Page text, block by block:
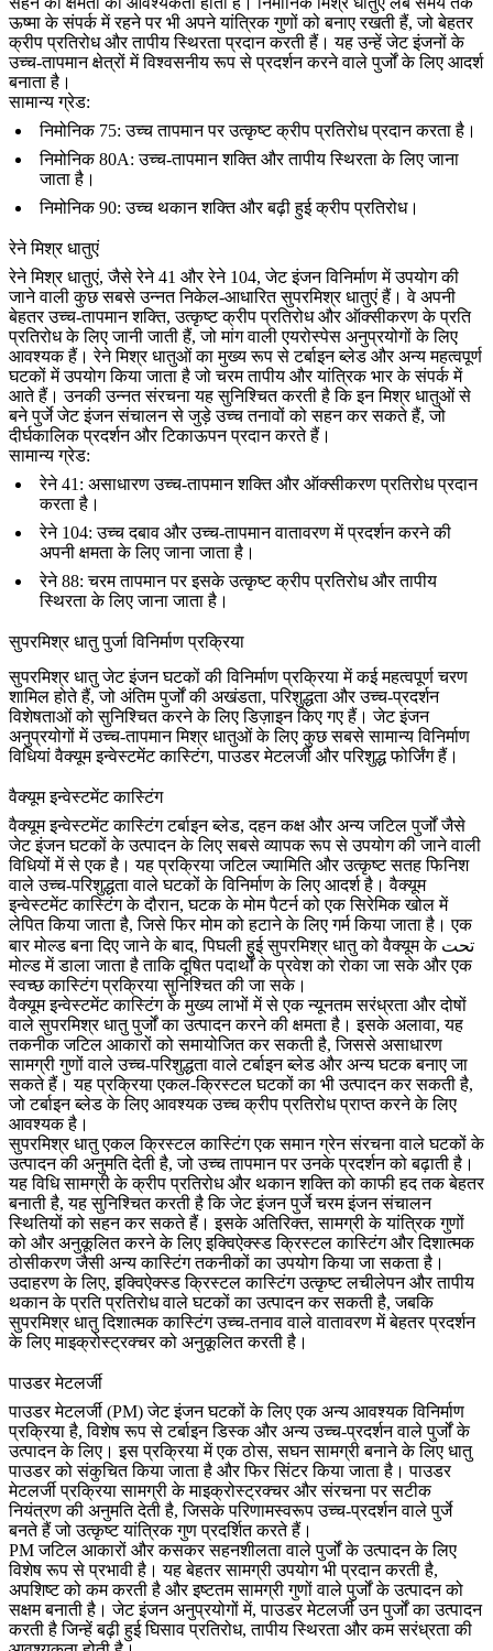
ऊष्मा के संपर्क में रहने पर भी अपने यांत्रिक गुणों को बनाए रखती हैं, जो बेहतर
क्रीप प्रतिरोध और तापीय स्थिरता प्रदान करती हैं। यह उन्हें जेट इंजनों के
उच्च-तापमान क्षेत्रों में विश्वसनीय रूप से प्रदर्शन करने वाले पुर्जों के लिए आदर्श
बनाता है।
सामान्य ग्रेड:
निमोनिक 75: उच्च तापमान पर उत्कृष्ट क्रीप प्रतिरोध प्रदान करता है।
निमोनिक 80A: उच्च-तापमान शक्ति और तापीय स्थिरता के लिए जाना
जाता है।
निमोनिक 90: उच्च थकान शक्ति और बढ़ी हुई क्रीप प्रतिरोध।
रेने मिश्र धातुएं
रेने मिश्र धातुएं, जैसे रेने 41 और रेने 104, जेट इंजन विनिर्माण में उपयोग की
जाने वाली कुछ सबसे उन्नत निकेल-आधारित सुपरमिश्र धातुएं हैं। वे अपनी
बेहतर उच्च-तापमान शक्ति, उत्कृष्ट क्रीप प्रतिरोध और ऑक्सीकरण के प्रति
प्रतिरोध के लिए जानी जाती हैं, जो मांग वाली एयरोस्पेस अनुप्रयोगों के लिए
आवश्यक हैं। रेने मिश्र धातुओं का मुख्य रूप से टर्बाइन ब्लेड और अन्य महत्वपूर्ण
घटकों में उपयोग किया जाता है जो चरम तापीय और यांत्रिक भार के संपर्क में
आते हैं। उनकी उन्नत संरचना यह सुनिश्चित करती है कि इन मिश्र धातुओं से
बने पुर्जे जेट इंजन संचालन से जुड़े उच्च तनावों को सहन कर सकते हैं, जो
दीर्घकालिक प्रदर्शन और टिकाऊपन प्रदान करते हैं।
सामान्य ग्रेड:
रेने 41 : असाधारण उच्च-तापमान शक्ति और ऑक्सीकरण प्रतिरोध प्रदान
करता है।
रेने 104: उच्च दबाव और उच्च-तापमान वातावरण में प्रदर्शन करने की
अपनी क्षमता के लिए जाना जाता है।
रेने 88: चरम तापमान पर इसके उत्कृष्ट क्रीप प्रतिरोध और तापीय
स्थिरता के लिए जाना जाता है।
सुपरमिश्र धातु पुर्जा विनिर्माण प्रक्रिया
सुपरमिश्र धातु जेट इंजन घटकों की विनिर्माण प्रक्रिया में कई महत्वपूर्ण चरण
शामिल होते हैं, जो अंतिम पुर्जों की अखंडता, परिशुद्धता और उच्च-प्रदर्शन
विशेषताओं को सुनिश्चित करने के लिए डिज़ाइन किए गए हैं। जेट इंजन
अनुप्रयोगों में उच्च-तापमान मिश्र धातुओं के लिए कुछ सबसे सामान्य विनिर्माण
विधियां वैक्यूम इन्वेस्टमेंट कास्टिंग, पाउडर मेटलर्जी और परिशुद्ध फोर्जिंग हैं।
वैक्यूम इन्वेस्टमेंट कास्टिंग
वैक्यूम इन्वेस्टमेंट कास्टिंग टर्बाइन ब्लेड, दहन कक्ष और अन्य जटिल पुर्जों जैसे
जेट इंजन घटकों के उत्पादन के लिए सबसे व्यापक रूप से उपयोग की जाने वाली
विधियों में से एक है। यह प्रक्रिया जटिल ज्यामिति और उत्कृष्ट सतह फिनिश
वाले उच्च-परिशुद्धता वाले घटकों के विनिर्माण के लिए आदर्श है।वैक्यूम
इन्वेस्टमेंट कास्टिंगके दौरान, घटक के मोम पैटर्न को एक सिरेमिक खोल में
लेपित किया जाता है, जिसे फिर मोम को हटाने के लिए गर्म किया जाता है। एक
बार मोल्ड बना दिए जाने के बाद, पिघली हुई सुपरमिश्र धातु को वैक्यूम के تحت
मोल्ड में डाला जाता है ताकि दूषित पदार्थों के प्रवेश को रोका जा सके और एक
स्वच्छ कास्टिंग प्रक्रिया सुनिश्चित की जा सके।
वैक्यूम इन्वेस्टमेंट कास्टिंग के मुख्य लाभों में से एक न्यूनतम सरंध्रता और दोषों
वाले सुपरमिश्र धातु पुर्जों का उत्पादन करने की क्षमता है। इसके अलावा, यह
तकनीक जटिल आकारों को समायोजित कर सकती है, जिससे असाधारण
सामग्री गुणों वाले उच्च-परिशुद्धता वाले टर्बाइन ब्लेड और अन्य घटक बनाए जा
सकते हैं। यह प्रक्रियाएकल-क्रिस्टल घटकोंका भी उत्पादन कर सकती है,
जो टर्बाइन ब्लेड के लिए आवश्यक उच्च क्रीप प्रतिरोध प्राप्त करने के लिए
आवश्यक है।
सुपरमिश्र धातु एकल क्रिस्टल कास्टिंग एक समान ग्रेन संरचना वाले घटकों के
उत्पादन की अनुमति देती है, जो उच्च तापमान पर उनके प्रदर्शन को बढ़ाती है।
यह विधि सामग्री के क्रीप प्रतिरोध और थकान शक्ति को काफी हद तक बेहतर
बनाती है, यह सुनिश्चित करती है कि जेट इंजन पुर्जे चरम इंजन संचालन
स्थितियों को सहन कर सकते हैं। इसके अतिरिक्त, सामग्री के यांत्रिक गुणों
को और अनुकूलित करने के लिएइक्विऐक्स्ड क्रिस्टल कास्टिंगऔर दिशात्मक
ठोसीकरण जैसी अन्य कास्टिंग तकनीकों का उपयोग किया जा सकता है।
उदाहरण के लिए,इक्विऐक्स्ड क्रिस्टल कास्टिंगउत्कृष्ट लचीलेपन और तापीय
थकान के प्रति प्रतिरोध वाले घटकों का उत्पादन कर सकती है, जबकि
सुपरमिश्र धातु दिशात्मक कास्टिंगउच्च-तनाव वाले वातावरण में बेहतर प्रदर्शन
के लिए माइक्रोस्ट्रक्चर को अनुकूलित करती है।
पाउडर मेटलर्जी
पाउडर मेटलर्जी (PM) जेट इंजन घटकों के लिए एक अन्य आवश्यक विनिर्माण
प्रक्रिया है, विशेष रूप से टर्बाइन डिस्क और अन्य उच्च-प्रदर्शन वाले पुर्जों के
उत्पादन के लिए। इस प्रक्रिया में एक ठोस, सघन सामग्री बनाने के लिए धातु
पाउडर को संकुचित किया जाता है और फिर सिंटर किया जाता है।पाउडर
मेटलर्जी प्रक्रियासामग्री के माइक्रोस्ट्रक्चर और संरचना पर सटीक
नियंत्रण की अनुमति देती है, जिसके परिणामस्वरूप उच्च-प्रदर्शन वाले पुर्जे
बनते हैं जो उत्कृष्ट यांत्रिक गुण प्रदर्शित करते हैं।
PM जटिल आकारों और कसकर सहनशीलता वाले पुर्जों के उत्पादन के लिए
विशेष रूप से प्रभावी है। यह बेहतर सामग्री उपयोग भी प्रदान करती है,
अपशिष्ट को कम करती है और इष्टतम सामग्री गुणों वाले पुर्जों के उत्पादन को
सक्षम बनाती है। जेट इंजन अनुप्रयोगों में, पाउडर मेटलर्जी उन पुर्जों का उत्पादन
करती है जिन्हें बढ़ी हुई घिसाव प्रतिरोध, तापीय स्थिरता और कम सरंध्रता की